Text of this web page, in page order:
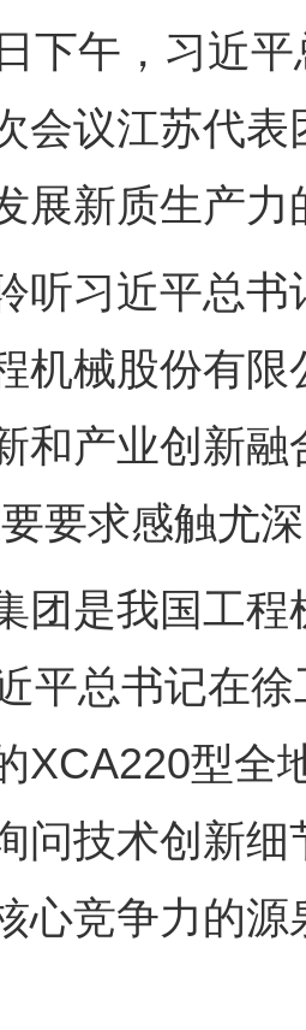
午，习近平
会议江苏代
展新质生产力
习近平总书
机械股份有
和产业创新融
要求感触尤
是我国工程
平总书记在
XCA220型全
问技术创新
心竞争力的